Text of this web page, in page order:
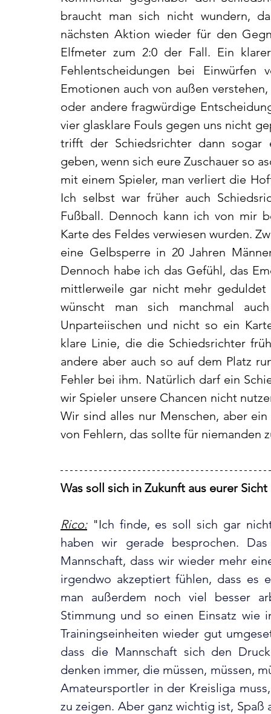
braucht man sich nicht wundern,
nächsten Aktion wieder für den
Elfmeter zum 2:0 der Fall. Ein
Fehlentscheidungen bei
Emotionen auch von außen
oder andere fragwürdige
vier glasklare Fouls gegen uns nicht
trifft der Schiedsrichter dann
geben, wenn sich eure Zuschauer so
mit einem Spieler, man verliert die
Ich selbst war früher auch
Fußball. Dennoch kann ich von mir
Karte des Feldes verwiesen wurden.
eine Gelbsperre in 20 Jahren
Dennoch habe ich das Gefühl, das
mittlerweile gar nicht mehr
wünscht man sich manchmal
Unparteiischen und nicht so ein
klare Linie, die die Schiedsrichter
andere aber auch so auf dem Platz
Fehler bei ihm. Natürlich darf ein
wir Spieler unsere Chancen nicht
Wir sind alles nur Menschen, aber
von Fehlern, das sollte für niemanden
Was soll sich in Zukunft aus eurer Sicht
Rico: "Ich finde, es soll sich gar
haben wir gerade besprochen.
Mannschaft, dass wir wieder mehr
irgendwo akzeptiert fühlen, dass es
man außerdem noch viel besser
Stimmung und so einen Einsatz wie
Trainingseinheiten wieder gut
dass die Mannschaft sich den
denken immer, die müssen, müssen,
Amateursportler in der Kreisliga
zu zeigen. Aber ganz wichtig ist,